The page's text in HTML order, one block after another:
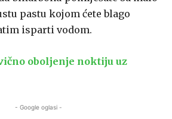
pastu kojom ćete blago
isparti vodom.
oboljenje noktiju uz
- Google oglasi -